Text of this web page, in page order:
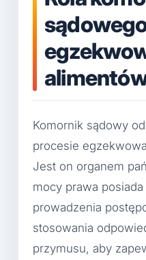
Komornik sądowy
procesie
Jest on organem
mocy prawa
prowadzenia
stosowania
przymusu, aby